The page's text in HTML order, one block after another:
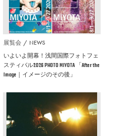
展覧会 NEWS
いよいよ開幕！浅間国際フォトフェ
スティバル2026 PHOTO MIYOTA 「After the
Image｜イメージのその後」